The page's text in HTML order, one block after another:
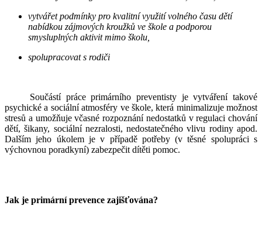
vytvářet podmínky pro kvalitní využití volného času dětí
nabídkou zájmových kroužků ve škole a podporou
smysluplných aktivit mimo školu,
spolupracovat s rodiči
Součástí práce primárního preventisty je vytváření takové
psychické a sociální atmosféry ve škole, která minimalizuje možnost
stresů a umožňuje včasné rozpoznání nedostatků v regulaci chování
dětí, šikany, sociální nezralosti, nedostatečného vlivu rodiny apod.
Dalším jeho úkolem je v případě potřeby (v těsné spolupráci s
výchovnou poradkyní) zabezpečit dítěti pomoc.
Jak je primární prevence zajišťována?